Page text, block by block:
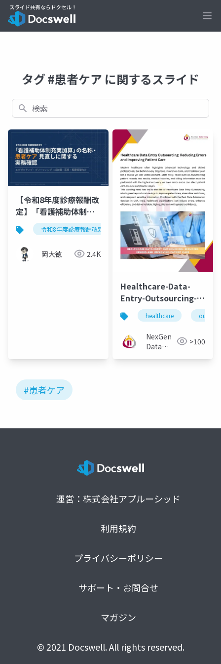
タグ #患者ケア に関するスライド
検索
【令和8年度診療報酬改
定】「看護補助体制充
実加算」の名称・患者
ケア見直しに関する実
務確認
令和8年度診療報酬改定 看護補助体制充実加算
岡大徳 2.4K
Healthcare-Data-
Entry-Outsourcing-
Reducing-Errors-
and-Improving-
Patient-Care
healthcare
NexGen
Data
>100
#患者ケア
運営：株式会社アプルーシッド
利用規約
プライバシーポリシー
サポート・お問合せ
マガジン
© 2021 Docswell. All rights reserved.